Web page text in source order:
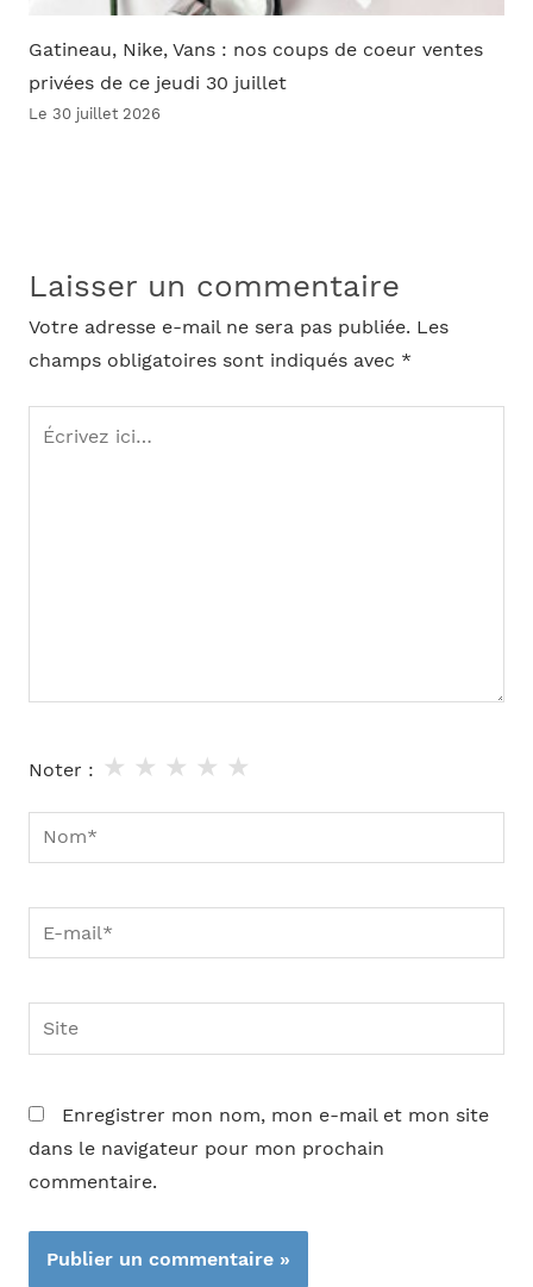
Gatineau, Nike, Vans : nos coups de coeur ventes
privées de ce jeudi 30 juillet
Le 30 juillet 2026
Laisser un commentaire
Votre adresse e-mail ne sera pas publiée. Les
champs obligatoires sont indiqués avec *
Écrivez
Noter : ★
★
★
★
★
Nom*
E-
mail*
Site
Enregistrer mon nom, mon e-mail et mon site
dans le navigateur pour mon prochain
commentaire.